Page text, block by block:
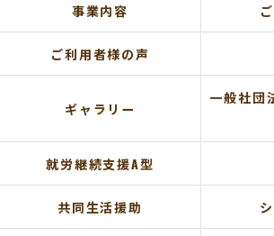
事業内容
ご利用者様の声
ギャラリー
一般社団
就労継続支援A型
共同生活援助